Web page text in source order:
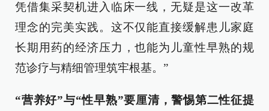
凭借集采契机进入临床一线，无疑是这一改革
理念的完美实践。这不仅能直接缓解患儿家庭
长期用药的经济压力，也能为儿童性早熟的规
范诊疗与精细管理筑牢根基。”
“营养好”与“性早熟”要厘清，警惕第二性征提